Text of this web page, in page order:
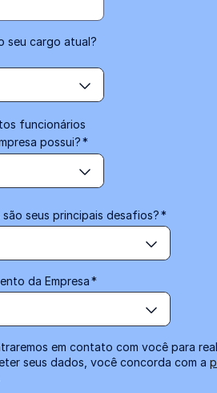
seu cargo atual?
funcionários
possui?*
são seus principais desafios?*
da Empresa*
em contato com você para
seus dados, você concorda com a